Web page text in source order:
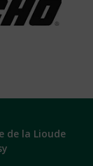
de la Lioude